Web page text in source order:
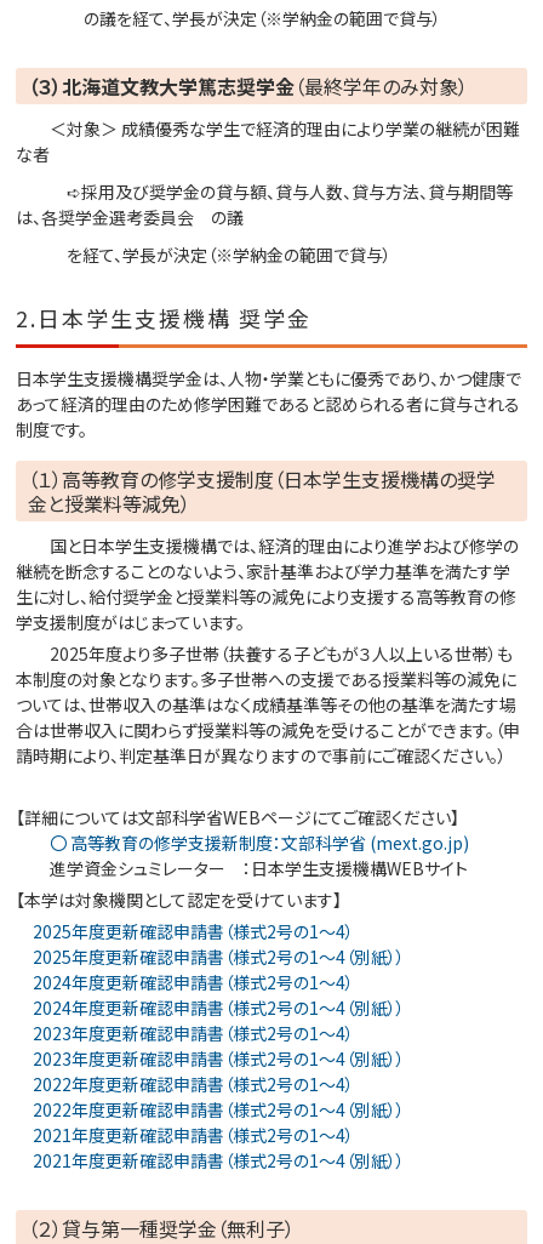
の議を経て、学長が決定（※学納金の範囲で貸与）
（３）北海道文教大学篤志奨学金（最終学年のみ対象）
＜対象＞ 成績優秀な学生で経済的理由により学業の継続が困難
な者
➪採用及び奨学金の貸与額、貸与人数、貸与方法、貸与期間等
は、各奨学金選考委員会 の議
を経て、学長が決定（※学納金の範囲で貸与）
2.日本学生支援機構 奨学金
日本学生支援機構奨学金は、人物・学業ともに優秀であり、かつ健康で
あって経済的理由のため修学困難であると認められる者に貸与される
制度です。
（１）高等教育の修学支援制度（日本学生支援機構の奨学
金と授業料等減免）
国と日本学生支援機構では、経済的理由により進学および修学の
継続を断念することのないよう、家計基準および学力基準を満たす学
生に対し、給付奨学金と授業料等の減免により支援する高等教育の修
学支援制度がはじまっています。
2025年度より多子世帯（扶養する子どもが３人以上いる世帯）も
本制度の対象となります。多子世帯への支援である授業料等の減免に
ついては、世帯収入の基準はなく成績基準等その他の基準を満たす場
合は世帯収入に関わらず授業料等の減免を受けることができます。（申
請時期により、判定基準日が異なりますので事前にご確認ください。）
【詳細については文部科学省WEBページにてご確認ください】
〇 高等教育の修学支援新制度：文部科学省 (mext.go.jp)
進学資金シュミレーター ：日本学生支援機構WEBサイト
【本学は対象機関として認定を受けています】
2025年度更新確認申請書（様式2号の1～4）
2025年度更新確認申請書（様式2号の1～4（別紙））
2024年度更新確認申請書（様式2号の1～4）
2024年度更新確認申請書（様式2号の1～4（別紙））
2023年度更新確認申請書（様式2号の1～4）
2023年度更新確認申請書（様式2号の1～4（別紙））
2022年度更新確認申請書（様式2号の1～4）
2022年度更新確認申請書（様式2号の1～4（別紙））
2021年度更新確認申請書（様式2号の1～4）
2021年度更新確認申請書（様式2号の1～4（別紙））
（２）貸与第一種奨学金（無利子）